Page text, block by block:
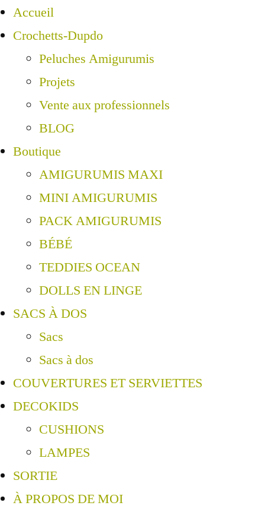
Accueil
Crochetts-Dupdo
Peluches Amigurumis
Projets
Vente aux professionnels
BLOG
Boutique
AMIGURUMIS MAXI
MINI AMIGURUMIS
PACK AMIGURUMIS
BÉBÉ
TEDDIES OCEAN
DOLLS EN LINGE
SACS À DOS
Sacs
Sacs à dos
COUVERTURES ET SERVIETTES
DECOKIDS
CUSHIONS
LAMPES
SORTIE
À PROPOS DE MOI